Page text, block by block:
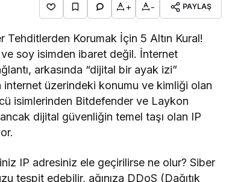
+ - PAYLAŞ
Tehditlerden Korumak İçin 5 Altın Kural!
soy isimden ibaret değil. İnternet
arkasında “dijital bir ayak izi”
internet üzerindeki konumu ve kimliği olan
isimlerinden Bitdefender ve Laykon
dijital güvenliğin temel taşı olan IP
IP adresiniz ele geçirilirse ne olur? Siber
tespit edebilir, ağınıza DDoS (Dağıtık